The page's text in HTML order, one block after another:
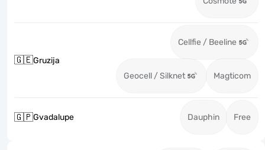
🇬🇪Gruzija
Cellfie / Beeline
Geocell / Silknet Magticom
🇬🇵Gvadalupe Dauphin Free